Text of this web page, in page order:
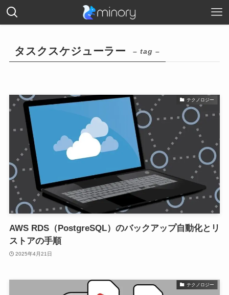
タスクスケジューラー – tag –
テクノロジー
AWS RDS（PostgreSQL）のバックアップ自動化とリ
ストアの手順
2025年4月21日
テクノロジー